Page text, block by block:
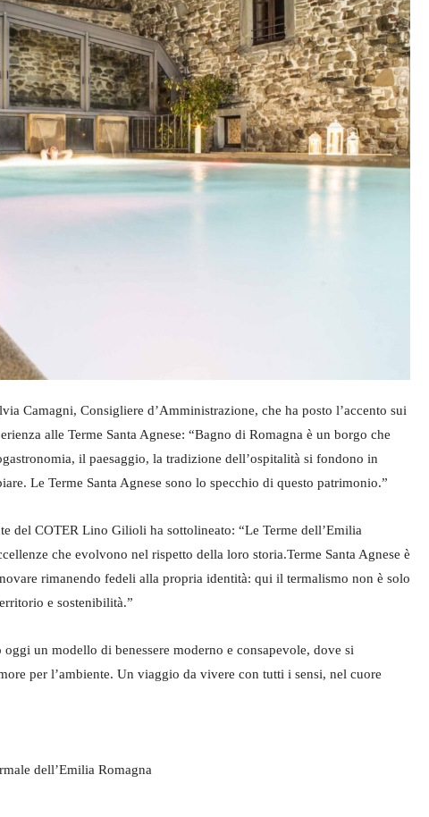
Camagni, Consigliere d’Amministrazione, che ha posto l’accento sui
alle Terme Santa Agnese: “Bagno di Romagna è un borgo che
il paesaggio, la tradizione dell’ospitalità si fondono in
Le Terme Santa Agnese sono lo specchio di questo patrimonio.”
del COTER Lino Gilioli ha sottolineato: “Le Terme dell’Emilia
che evolvono nel rispetto della loro storia.Terme Santa Agnese è
rimanendo fedeli alla propria identità: qui il termalismo non è solo
e sostenibilità.”
oggi un modello di benessere moderno e consapevole, dove si
per l’ambiente. Un viaggio da vivere con tutti i sensi, nel cuore
dell’Emilia Romagna